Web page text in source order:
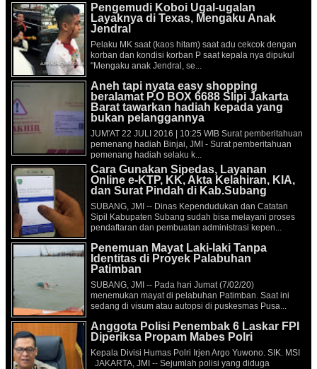
Pengemudi Koboi Ugal-ugalan
Layaknya di Texas, Mengaku Anak
Jendral
Pelaku MK saat (kaos hitam) saat adu cekcok dengan
korban dan kondisi korban P saat kepala nya dipukul
"Mengaku anak Jendral, se...
Aneh tapi nyata easy shopping
beralamat P.O BOX 6688 Slipi Jakarta
Barat tawarkan hadiah kepada yang
bukan pelanggannya
JUM'AT 22 JULI 2016 | 10:25 WIB Surat pemberitahuan
pemenang hadiah Binjai, JMI - Surat pemberitahuan
pemenang hadiah selaku k...
Cara Gunakan Sipedas, Layanan
Online e-KTP, KK, Akta Kelahiran, KIA,
dan Surat Pindah di Kab.Subang
SUBANG, JMI -- Dinas Kependudukan dan Catatan
Sipil Kabupaten Subang sudah bisa melayani proses
pendaftaran dan pembuatan administrasi kepen...
Penemuan Mayat Laki-laki Tanpa
Identitas di Proyek Palabuhan
Patimban
SUBANG, JMI -- Pada hari Jumat (7/02/20)
menemukan mayat di pelabuhan Patimban. Saat ini
sedang di visum atau autopsi di puskesmas Pusa...
Anggota Polisi Penembak 6 Laskar FPI
Diperiksa Propam Mabes Polri
Kepala Divisi Humas Polri Irjen Argo Yuwono. SIK. MSI
JAKARTA, JMI -- Sejumlah polisi yang diduga